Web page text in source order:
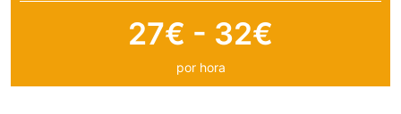
27€ - 32€
por hora